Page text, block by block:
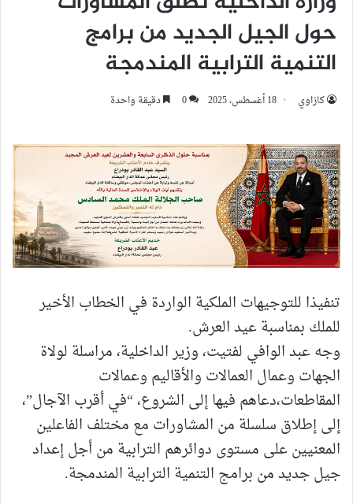
حول الجيل الجديد من برامج
التنمية الترابية المندمجة
كازاوي 18 أغسطس، 2025 0 دقيقة واحدة
تنفيذا للتوجيهات الملكية الواردة في الخطاب الأخير
للملك بمناسبة عيد العرش.
وجه عبد الوافي لفتيت، وزير الداخلية، مراسلة لولاة
الجهات وعمال العمالات والأقاليم وعمالات
المقاطعات،دعاهم فيها إلى الشروع، “في أقرب الآجال”،
إلى إطلاق سلسلة من المشاورات مع مختلف الفاعلين
المعنيين على مستوى دوائرهم الترابية من أجل إعداد
جيل جديد من برامج التنمية الترابية المندمجة.